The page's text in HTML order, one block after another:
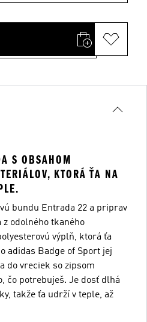
S OBSAHOM
KTORÁ ŤA NA
bundu Entrada 22 a priprav
z odolného tkaného
výplň, ktorá ťa
adidas Badge of Sport jej
do vreciek so zipsom
čo potrebuješ. Je dosť dlhá
takže ťa udrží v teple, až